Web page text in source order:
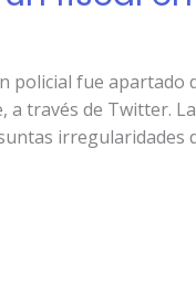
fue apartado
través de Twitter.
irregularidades